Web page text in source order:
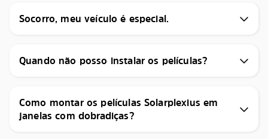
Socorro, meu veículo é especial.
Quando não posso instalar os películas?
Como montar os películas Solarplexius em
janelas com dobradiças?